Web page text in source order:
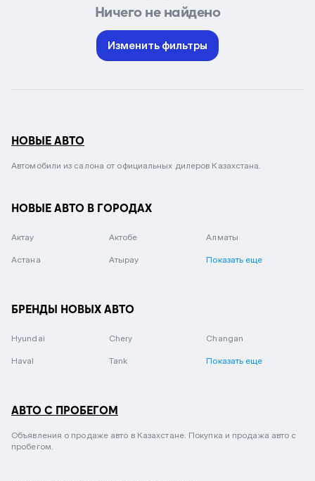
Ничего не найдено
Изменить фильтры
НОВЫЕ АВТО
Автомобили из салона от официальных дилеров Казахстана.
НОВЫЕ АВТО В ГОРОДАХ
Актау Актобе Алматы
Астана Атырау Показать еще
БРЕНДЫ НОВЫХ АВТО
Hyundai Chery Changan
Haval Tank Показать еще
АВТО С ПРОБЕГОМ
Объявления о продаже авто в Казахстане. Покупка и продажа авто с
пробегом.